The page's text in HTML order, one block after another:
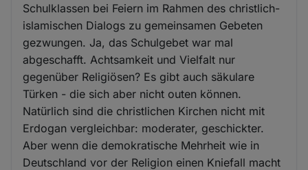
Schulklassen bei Feiern im Rahmen des christlich-
islamischen Dialogs zu gemeinsamen Gebeten
gezwungen. Ja, das Schulgebet war mal
abgeschafft. Achtsamkeit und Vielfalt nur
gegenüber Religiösen? Es gibt auch säkulare
Türken - die sich aber nicht outen können.
Natürlich sind die christlichen Kirchen nicht mit
Erdogan vergleichbar: moderater, geschickter.
Aber wenn die demokratische Mehrheit wie in
Deutschland vor der Religion einen Kniefall macht